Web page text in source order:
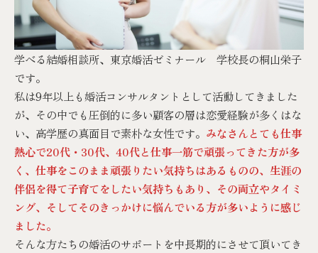
学べる結婚相談所、東京婚活ゼミナール 学校長の桐山栄子
です。
私は9年以上も婚活コンサルタントとして活動してきました
が、その中でも圧倒的に多い顧客の層は恋愛経験が多くはな
い、高学歴の真面目で素朴な女性です。 みなさんとても仕事
熱心で20代・30代、40代と仕事一筋で頑張ってきた方が多
く、仕事をこのまま頑張りたい気持ちはあるものの、生涯の
伴侶を得て子育てをしたい気持ちもあり、その両立やタイミ
ング、そしてそのきっかけに悩んでいる方が多いように感じ
ました。
そんな方たちの婚活のサポートを中長期的にさせて頂いてき